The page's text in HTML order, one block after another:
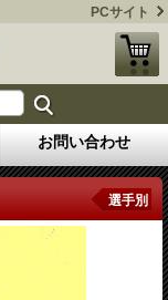
PCサイト
お問い合わせ
選手別